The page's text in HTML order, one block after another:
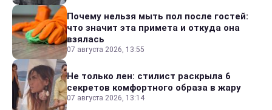
Почему нельзя мыть пол после гостей:
что значит эта примета и откуда она
взялась
07 августа 2026, 13:55
Не только лен: стилист раскрыла 6
секретов комфортного образа в жару
07 августа 2026, 13:14